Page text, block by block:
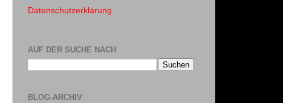
Datenschutzerklärung
AUF DER SUCHE NACH
BLOG-ARCHIV